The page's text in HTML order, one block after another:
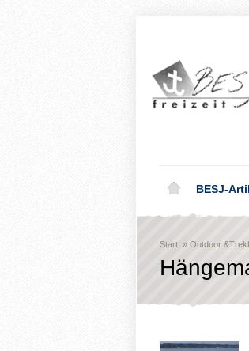
BESJ-
Start » Outdoor